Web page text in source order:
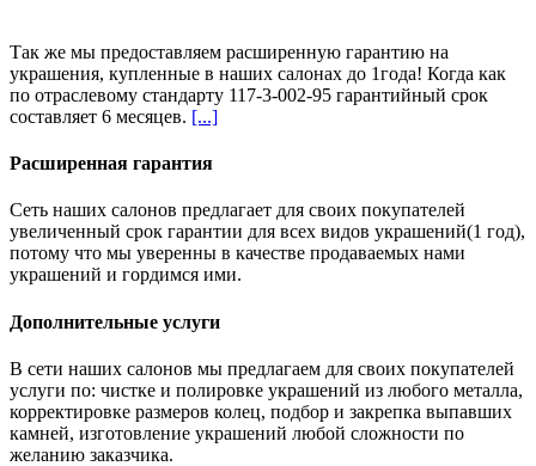
Так же мы предоставляем расширенную гарантию на
украшения, купленные в наших салонах до 1года! Когда как
по отраслевому стандарту 117-3-002-95 гарантийный срок
составляет 6 месяцев. [...]
Расширенная гарантия
Сеть наших салонов предлагает для своих покупателей
увеличенный срок гарантии для всех видов украшений(1 год),
потому что мы уверенны в качестве продаваемых нами
украшений и гордимся ими.
Дополнительные услуги
В сети наших салонов мы предлагаем для своих покупателей
услуги по: чистке и полировке украшений из любого металла,
корректировке размеров колец, подбор и закрепка выпавших
камней, изготовление украшений любой сложности по
желанию заказчика.